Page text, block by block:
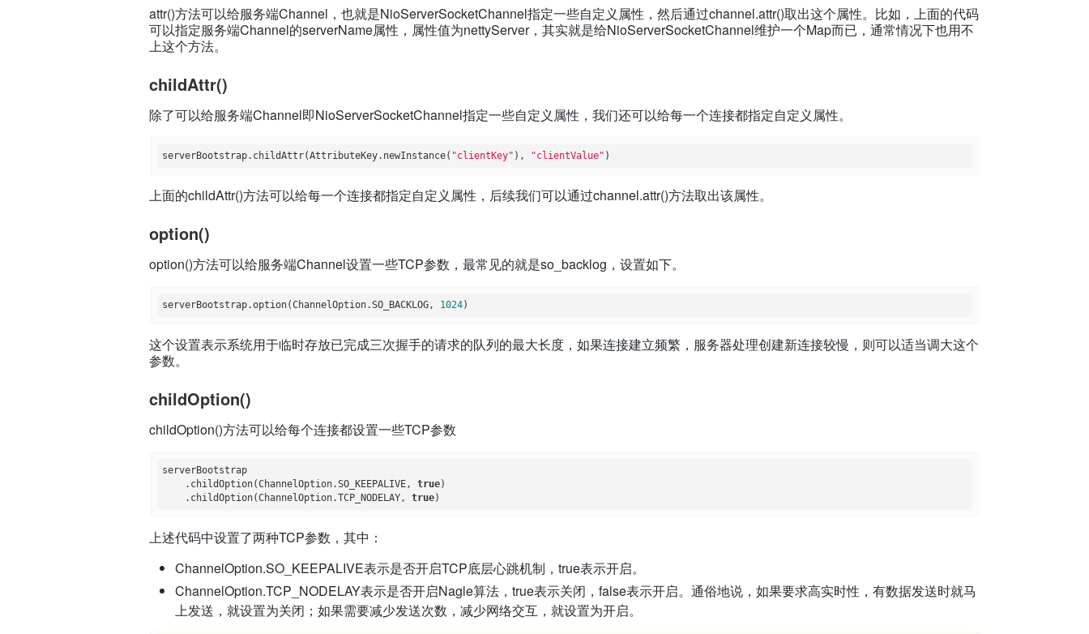
attr()方法可以给服务端Channel，也就是NioServerSocketChannel指定一些自定义属性，然后通过channel.attr()取出这个属性。比如，上面的代码
可以指定服务端Channel的serverName属性，属性值为nettyServer，其实就是给NioServerSocketChannel维护一个Map而已，通常情况下也用不
上这个方法。
childAttr()
除了可以给服务端Channel即NioServerSocketChannel指定一些自定义属性，我们还可以给每一个连接都指定自定义属性。
serverBootstrap.childAttr(AttributeKey.newInstance( "clientKey" ), "clientValue"
上面的childAttr()方法可以给每一个连接都指定自定义属性，后续我们可以通过channel.attr()方法取出该属性。
option()
option()方法可以给服务端Channel设置一些TCP参数，最常见的就是so_backlog，设置如下。
serverBootstrap.option(ChannelOption.SO_BACKLOG, 1024
这个设置表示系统用于临时存放已完成三次握手的请求的队列的最大长度，如果连接建立频繁，服务器处理创建新连接较慢，则可以适当调大这个
参数。
childOption()
childOption()方法可以给每个连接都设置一些TCP参数
serverBootstrap
    .childOption(ChannelOption.SO_KEEPALIVE,
true)
    .childOption(ChannelOption.TCP_NODELAY,
true
上述代码中设置了两种TCP参数，其中：
ChannelOption.SO_KEEPALIVE表示是否开启TCP底层心跳机制，true表示开启。
ChannelOption.TCP_NODELAY表示是否开启Nagle算法，true表示关闭，false表示开启。通俗地说，如果要求高实时性，有数据发送时就马
上发送，就设置为关闭；如果需要减少发送次数，减少网络交互，就设置为开启。